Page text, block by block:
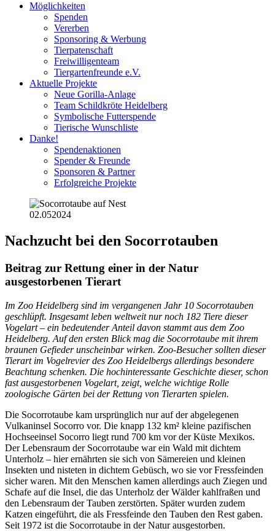
Möglichkeiten
Spenden
Vererben
Sponsoring & Werbung
Tierpatenschaft
Freiwilligenteam
Tiergartenfreunde e.V.
Aktuelle Projekte
Neue Gorilla-Anlage
Team Schildkröte Heidelberg
Symbolische Futterspende
Tierische Wunschliste
Danke!
Spendenaktionen
Spender & Freunde
Sponsoren & Partner
Erfolgreiche Projekte
02.052024
Nachzucht bei den Socorrotauben
Beitrag zur Rettung einer in der Natur
ausgestorbenen Tierart
Im Zoo Heidelberg sind im vergangenen Jahr 10 Socorrotauben
geschlüpft. Insgesamt leben weltweit nur noch 182 Tiere dieser
Vogelart – ein bedeutender Anteil davon stammt aus dem Zoo
Heidelberg. Auf den ersten Blick mag die Socorrotaube mit ihrem
braunen Gefieder unscheinbar wirken. Zoo-Besucher sollten dieser
Tierart im Vogelrevier des Zoo Heidelbergs allerdings besondere
Beachtung schenken. Die hochinteressante Geschichte dieser, schon
fast ausgestorbenen Vogelart, zeigt, welche wichtige Rolle
zoologische Gärten bei der Rettung von Tierarten spielen.
Die Socorrotaube kam ursprünglich nur auf der abgelegenen
Vulkaninsel Socorro vor. Die knapp 132 km² kleine pazifischen
Hochseeinsel Socorro liegt rund 700 km vor der Küste Mexikos.
Der Lebensraum der Socorrotaube war ein Wald mit dichtem
Unterholz – hier ernährten sie sich von Sämereien und kleinen
Insekten und nisteten in dichtem Gebüsch, wo sie vor Fressfeinden
sicher waren. Mit den Menschen kamen allerdings auch Ziegen und
Schafe auf die Insel, die das Unterholz der Wälder kahlfraßen und
den Lebensraum der Tauben zerstörten. Später wurden zudem
Katzen eingeführt, die als Fressfeinde den Tauben den Rest gaben.
Seit 1972 ist die Socorrotaube in der Natur ausgestorben.